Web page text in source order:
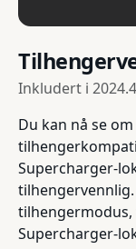
Inkludert i
Du kan nå se
Supercharger-
Supercharger-